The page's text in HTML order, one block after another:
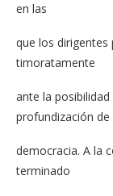
en las
que los
timoratamente
ante la
profundización de
democracia. A la
terminado